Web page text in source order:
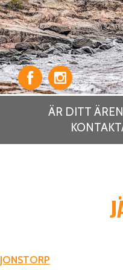
ÄR DITT
INLÄGGSNAVIGERING
JONSTORP